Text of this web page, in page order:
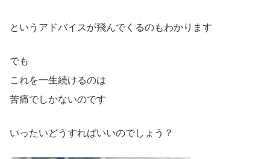
というアドバイスが飛んでくるのもわかります
でも
これを一生続けるのは
苦痛でしかないのです
いったいどうすればいいのでしょう？